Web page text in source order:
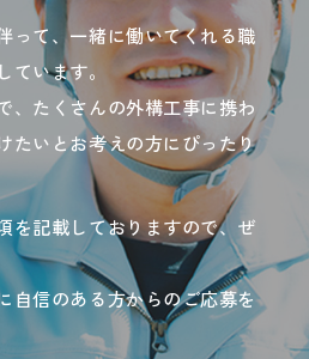
って、一緒に働いてくれる職
ています。
、たくさんの外構工事に携わ
たいとお考えの方にぴったり
を記載しておりますので、ぜ
自信のある方からのご応募を